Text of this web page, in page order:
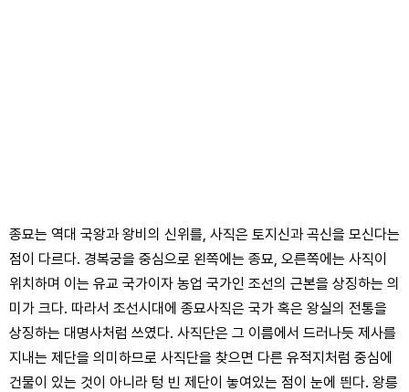
종묘는 역대 국왕과 왕비의 신위를, 사직은 토지신과 곡신을 모신다는
점이 다르다. 경복궁을 중심으로 왼쪽에는 종묘, 오른쪽에는 사직이
위치하며 이는 유교 국가이자 농업 국가인 조선의 근본을 상징하는 의
미가 크다. 따라서 조선시대에 종묘사직은 국가 혹은 왕실의 전통을
상징하는 대명사처럼 쓰였다. 사직단은 그 이름에서 드러나듯 제사를
지내는 제단을 의미하므로 사직단을 찾으면 다른 유적지처럼 중심에
건물이 있는 것이 아니라 텅 빈 제단이 놓여있는 점이 눈에 띈다. 왕릉